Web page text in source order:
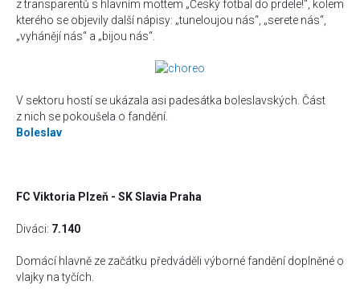
z transparentů s hlavním mottem „Český fotbal do prdele!“, kolem
kterého se objevily další nápisy: „tuneloujou nás“, „serete nás“,
„vyhánějí nás“ a „bijou nás“.
V sektoru hostí se ukázala asi padesátka boleslavských. Část
z nich se pokoušela o fandění.
Boleslav
FC Viktoria Plzeň - SK Slavia Praha
Diváci: 7.140
Domácí hlavně ze začátku předváděli výborné fandění doplněné o
vlajky na tyčích.